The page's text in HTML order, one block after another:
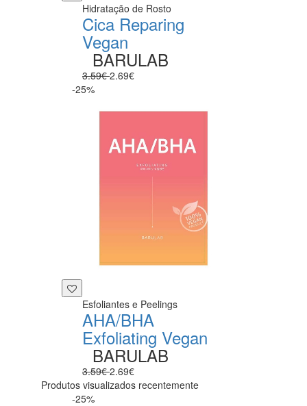
Hidratação de Rosto
Cica Reparing
Vegan
BARULAB
3.59€2.69€
-25%
Esfoliantes e Peelings
AHA/BHA
Exfoliating Vegan
BARULAB
3.59€2.69€
Produtos visualizados recentemente
-25%